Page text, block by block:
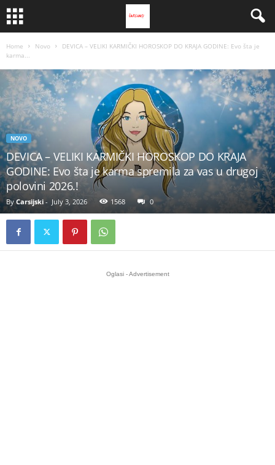
Home Novo
DEVICA – VELIKI KARMIČKI HOROSKOP DO KRAJA GODINE: Evo šta je
karma...
NOVO
DEVICA – VELIKI KARMIČKI HOROSKOP DO KRAJA
GODINE: Evo šta je karma spremila za vas u drugoj
polovini 2026.!
By Carsijski - July 3, 2026 1568 0
Oglasi - Advertisement